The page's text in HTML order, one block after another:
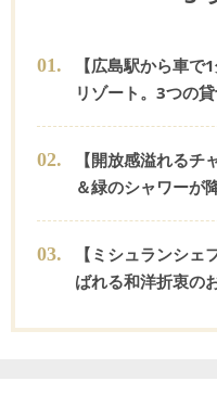
01.
【広島駅から車
リゾート。3つの
02.
【開放感溢れる
＆緑のシャワーが
03.
【ミシュランシ
ばれる和洋折衷の